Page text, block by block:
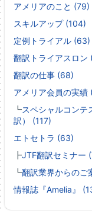
アメリアのこと (79)
スキルアップ (104)
定例トライアル (63)
翻訳トライアスロン
翻訳の仕事 (68)
アメリア会員の実績
┗スペシャルコンテ
訳） (117)
エトセトラ (63)
┣JTF翻訳セミナー
┗翻訳業界からのご
情報誌『Amelia』